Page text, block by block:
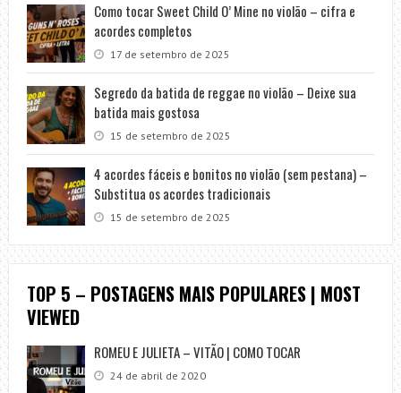
Como tocar Sweet Child O’ Mine no violão – cifra e
acordes completos
17 de setembro de 2025
Segredo da batida de reggae no violão – Deixe sua
batida mais gostosa
15 de setembro de 2025
4 acordes fáceis e bonitos no violão (sem pestana) –
Substitua os acordes tradicionais
15 de setembro de 2025
TOP 5 – POSTAGENS MAIS POPULARES | MOST
VIEWED
ROMEU E JULIETA – VITÃO | COMO TOCAR
24 de abril de 2020